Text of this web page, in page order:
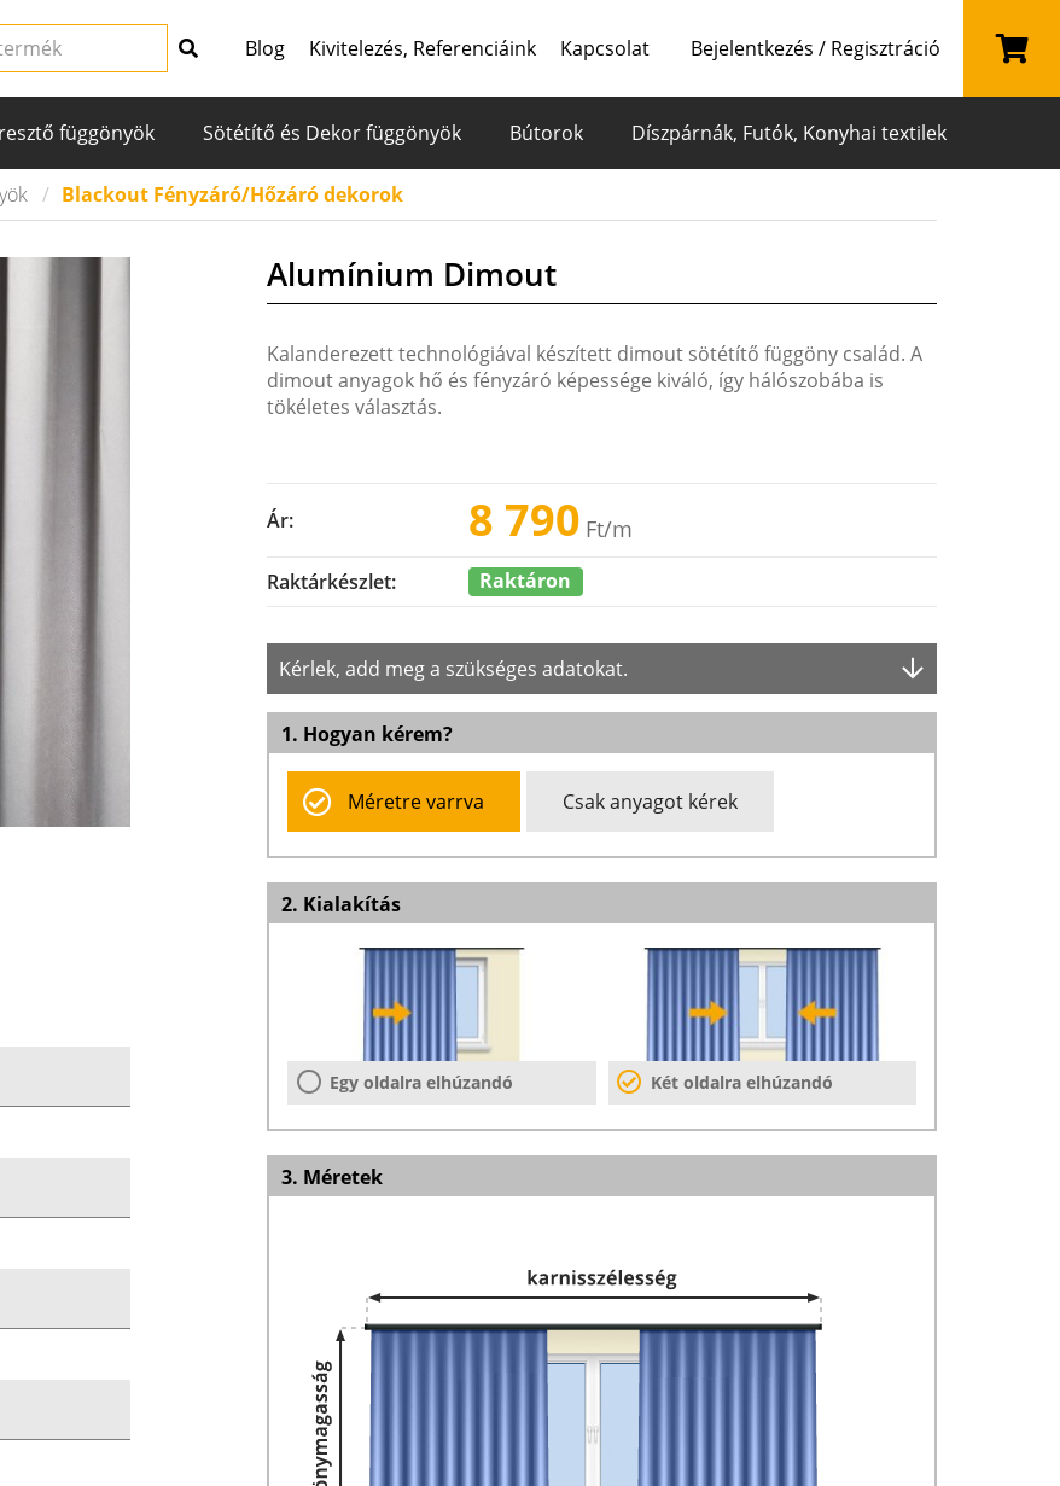
Blog Kivitelezés, Referenciáink Kapcsolat Bejelentkezés / Regisztráció
függönyök Sötétítő és Dekor függönyök Bútorok Díszpárnák, Futók, Konyhai textilek
Blackout Fényzáró/Hőzáró dekorok
Alumínium Dimout
Kalanderezett technológiával készített dimout sötétítő függöny család. A
dimout anyagok hő és fényzáró képessége kiváló, így hálószobába is
tökéletes választás.
Ár: 8 790 Ft/m
Raktárkészlet: Raktáron
Kérlek, add meg a szükséges adatokat.
1. Hogyan kérem?
Méretre varrva Csak anyagot kérek
2. Kialakítás
Egy oldalra elhúzandó Két oldalra elhúzandó
3. Méretek